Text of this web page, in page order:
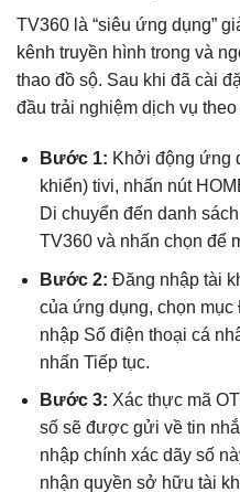
TV360 là “siêu ứng dụng”
kênh truyền hình trong và
thao đồ sộ. Sau khi đã cài
đầu trải nghiệm dịch vụ
Bước 1: Khởi động ứng
khiển) tivi, nhấn nút
Di chuyển đến danh
TV360 và nhấn chọn để
Bước 2: Đăng nhập tài
của ứng dụng, chọn
nhập Số điện thoại cá
nhấn Tiếp tục.
Bước 3: Xác thực mã
số sẽ được gửi về tin
nhập chính xác dãy số
nhận quyền sở hữu tài